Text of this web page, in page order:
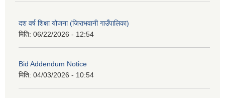
दश वर्ष शिक्षा योजना (जिराभवानी गाउँपालिका)
मिति: 06/22/2026 - 12:54
Bid Addendum Notice
मिति: 04/03/2026 - 10:54